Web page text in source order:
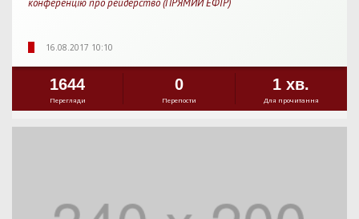
16.08.2017 10:10
1644
Перегляди
0
Перепости
1 хв.
Для прочитання